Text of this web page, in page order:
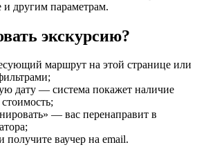
и другим параметрам.
экскурсию?
маршрут на этой странице или
дату — система покажет наличие
— вас перенаправит в
получите ваучер на email.